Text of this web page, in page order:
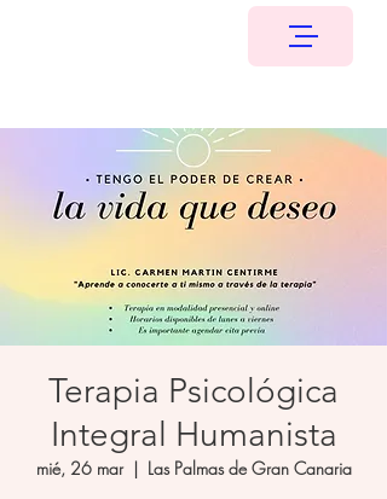
Terapia Psicológica
Integral Humanista
mié, 26 mar
  |
Las Palmas de Gran Canaria